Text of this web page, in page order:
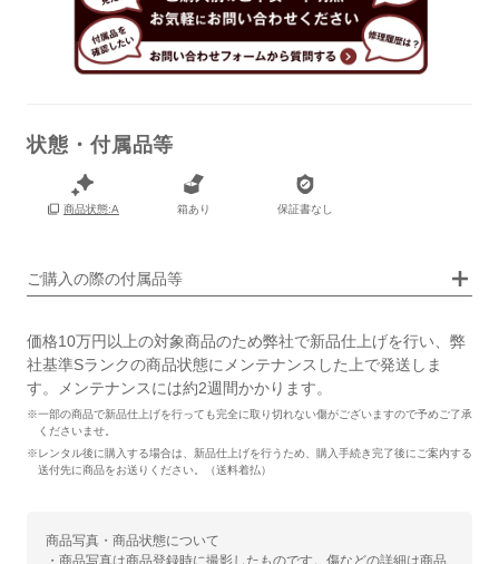
状態・付属品等
商品状態:A 箱あり 保証書なし
ご購入の際の付属品等
価格10万円以上の対象商品のため弊社で新品仕上げを行い、弊
社基準Sランクの商品状態にメンテナンスした上で発送しま
す。メンテナンスには約2週間かかります。
※一部の商品で新品仕上げを行っても完全に取り切れない傷がございますので予めご了承
くださいませ。
※レンタル後に購入する場合は、新品仕上げを行うため、購入手続き完了後にご案内する
送付先に商品をお送りください。（送料着払）
商品写真・商品状態について
・商品写真は商品登録時に撮影したものです。傷などの詳細は商品